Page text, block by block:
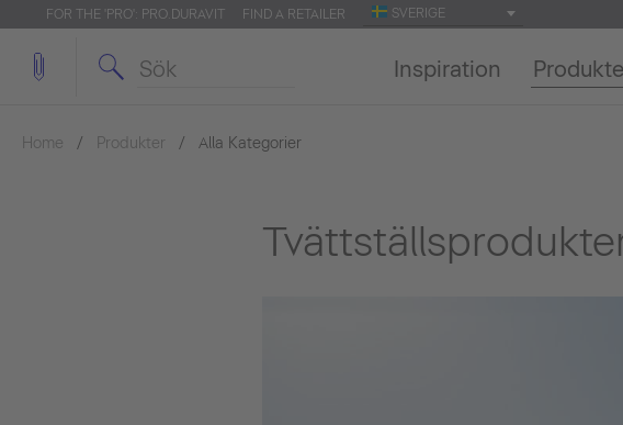
FOR THE 'PRO': PRO.DURAVIT FIND A RETAILER SVERIGE
Inspiration
Home Produkter Alla Kategorier